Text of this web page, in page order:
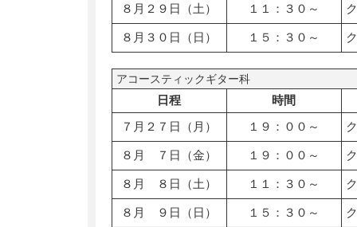
８月２９日（土） １１：３０～
８月３０日（日） １５：３０～
アコースティックギター科
日程
時間
７月２７日（月）
１９：００～
８月 ７日（金） １９：００～
８月 ８日（土） １１：３０～
８月 ９日（日） １５：３０～